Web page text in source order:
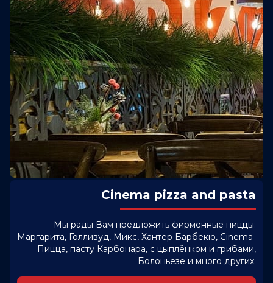
Cinema pizza and pasta
Мы рады Вам предложить фирменные пиццы:
Маргарита, Голливуд, Микс, Хантер Барбекю, Cinema-
Пицца, пасту Карбонара, с цыплёнком и грибами,
Болоньезе и много других.